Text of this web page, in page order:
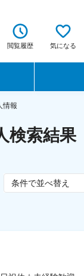
閲覧履歴 気になる
転職フェア
情報
検索結果
条件で並べ替え